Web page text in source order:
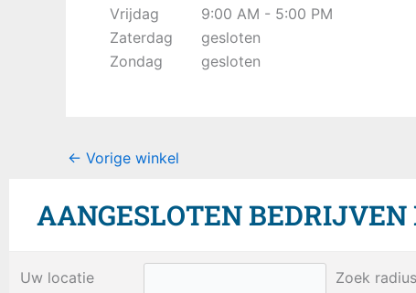
Vrijdag
9:00 AM - 5:00 PM
Zaterdag
gesloten
Zondag
gesloten
← Vorige winkel
AANGESLOTEN
Uw locatie Zoek radius